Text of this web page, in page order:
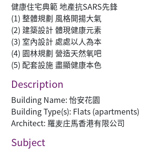
健康住宅典範 地產抗SARS先鋒
(1) 整體規劃 風格開揚大氣
(2) 建築設計 體現健康元素
(3) 室內設計 處處以人為本
(4) 園林規劃 營造天然氧吧
(5) 配套設施 盡顯健康本色
Description
Building Name: 怡安花園
Building Type(s): Flats (apartments)
Architect: 羅麦庄馬香港有限公司
Subject